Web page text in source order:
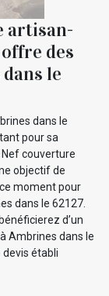
artisan-
des
le
dans le
pour sa
couverture
objectif de
moment pour
dans le 62127.
d’un
Ambrines dans le
établi